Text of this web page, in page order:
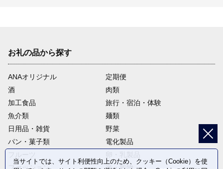
お礼の品から探す
ANAオリジナル
定期便
酒
肉類
加工食品
旅行・宿泊・体験
魚介類
麺類
日用品・雑貨
野菜
パン・菓子類
電化製品
当サイトでは、サイト利便性向上のため、クッキー（Cookie）を使